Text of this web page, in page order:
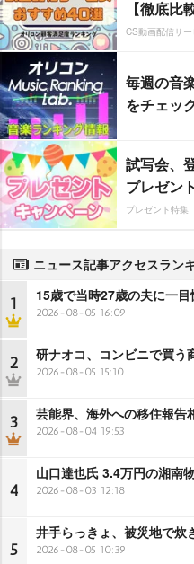
【徹底比
CS動画配信サ
毎週の音
をチェッ
試写会、
プレゼン
プレゼント特集
ニュース記事アクセスラン
1 15歳で当時27歳の夫に一目
2026-08-05 16:09
2 研ナオコ、コンビニで買う
2026-08-05 15:10
3 芸能界、海外への移住報告
2026-08-04 19:53
4
山口達也氏 3.4万円の湘南
2026-08-03 12:18
5
井手らっきょ、被災地で炊
2026-08-05 10:39